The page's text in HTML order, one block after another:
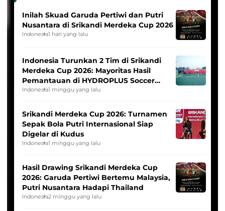
Inilah Skuad Garuda Pertiwi dan Putri
Nusantara di Srikandi Merdeka Cup 2026
Indonesia1 hari yang lalu
Indonesia Turunkan 2 Tim di Srikandi
Merdeka Cup 2026: Mayoritas Hasil
Pemantauan di HYDROPLUS Soccer
League
Indonesia1 minggu yang lalu
Srikandi Merdeka Cup 2026: Turnamen
Sepak Bola Putri Internasional Siap
Digelar di Kudus
Indonesia1 minggu yang lalu
Hasil Drawing Srikandi Merdeka Cup
2026: Garuda Pertiwi Bertemu Malaysia,
Putri Nusantara Hadapi Thailand
Indonesia2 minggu yang lalu